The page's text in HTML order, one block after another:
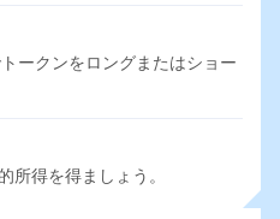
ークンをロングまたはショー
所得を得ましょう。